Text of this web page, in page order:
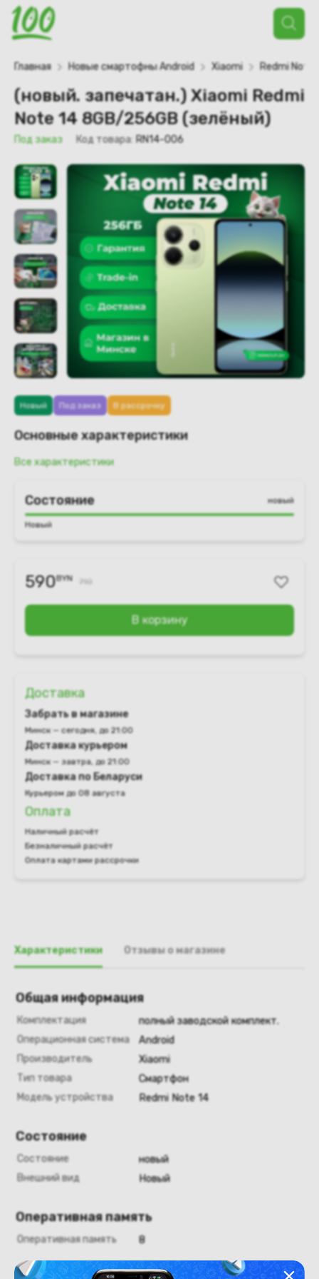
Поиск
товаров
Главная Новые смартофны Android Xiaomi Redmi Note
(новый. запечатан.) Xiaomi Redmi
Note 14 8GB/256GB (зелёный)
Под заказ Код товара: RN14-006
Новый Под заказ В рассрочку
Основные характеристики
Все характеристики
Состояние новый
Новый
590BYN 710
В корзину
Доставка
Забрать в магазине
Минск — сегодня, до 21:00
Доставка курьером
Минск — завтра, до 21:00
Доставка по Беларуси
Курьером до 08 августа
Оплата
Наличный расчёт
Безналичный расчёт
Оплата картами рассрочки
Характеристики Отзывы о магазине
Общая информация
Комплектация
полный заводской комплект.
Операционная система
Android
Производитель
Xiaomi
Тип товара
Смартфон
Модель устройства
Redmi Note 14
Состояние
Состояние
новый
Внешний вид
Новый
Оперативная память
Оперативная память 8